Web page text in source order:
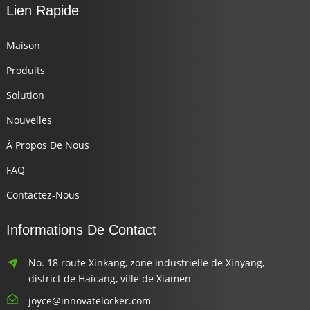
Lien Rapide
Maison
Produits
Solution
Nouvelles
À Propos De Nous
FAQ
Contactez-Nous
Informations De Contact
No. 18 route Xinkang, zone industrielle de Xinyang,
district de Haicang, ville de Xiamen
joyce@innovatelocker.com